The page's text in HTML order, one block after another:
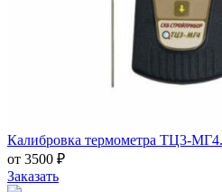
Калибровка термометра ТЦ3-
от 3500 ₽
Заказать